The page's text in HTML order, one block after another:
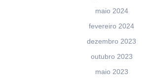
maio 2024
fevereiro 2024
dezembro 2023
outubro 2023
maio 2023